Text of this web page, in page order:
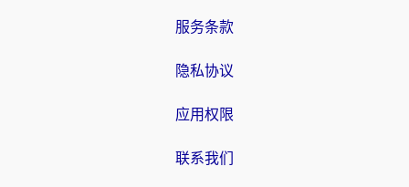
服务条款
隐私协议
应用权限
联系我们